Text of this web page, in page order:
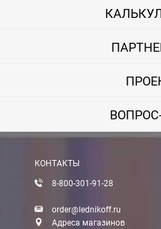
Оплата при получении
Вы можете оплатить заказ
Вы можете оплатить заказ
Доставка:
КОНТАКТЫ
8-800-301-91-28
order@lednikoff.ru
Адреса магазинов